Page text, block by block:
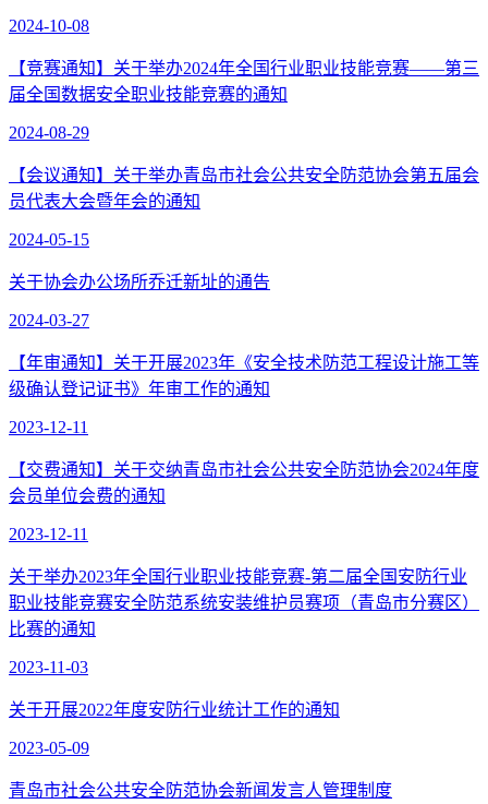
2024-10-08
【竞赛通知】关于举办2024年全国行业职业技能竞赛——第三
届全国数据安全职业技能竞赛的通知
2024-08-29
【会议通知】关于举办青岛市社会公共安全防范协会第五届会
员代表大会暨年会的通知
2024-05-15
关于协会办公场所乔迁新址的通告
2024-03-27
【年审通知】关于开展2023年《安全技术防范工程设计施工等
级确认登记证书》年审工作的通知
2023-12-11
【交费通知】关于交纳青岛市社会公共安全防范协会2024年度
会员单位会费的通知
2023-12-11
关于举办2023年全国行业职业技能竞赛-第二届全国安防行业
职业技能竞赛安全防范系统安装维护员赛项（青岛市分赛区）
比赛的通知
2023-11-03
关于开展2022年度安防行业统计工作的通知
2023-05-09
青岛市社会公共安全防范协会新闻发言人管理制度